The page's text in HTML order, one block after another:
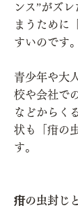
ンス”がズ
まうために
すいのです。
青少年や大
校や会社で
などからく
状も「疳の
す。
疳の虫封じ